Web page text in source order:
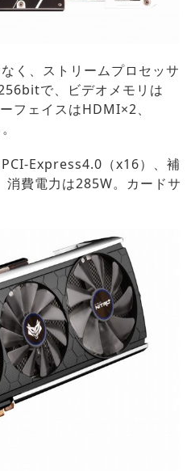
く、ストリームプロセッサ
で、ビデオメモリは
フェイスはHDMI×2、
Express4.0（x16）、補
費電力は285W。カードサ